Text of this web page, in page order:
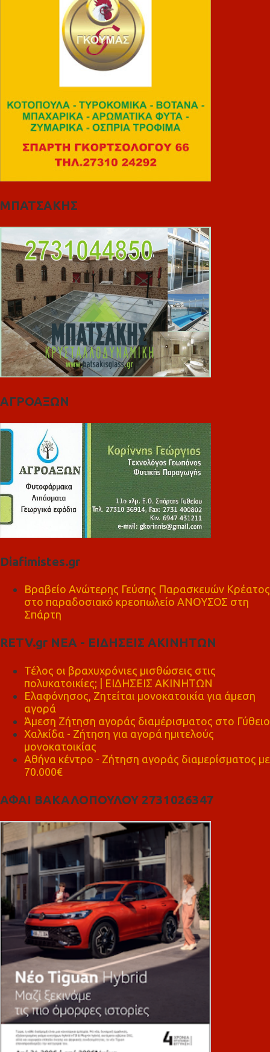
ΜΠΑΤΣΑΚΗΣ
ΑΓΡΟΑΞΩΝ
Diafimistes.gr
Βραβείο Ανώτερης Γεύσης Παρασκευών Κρέατος
στο παραδοσιακό κρεοπωλείο ΑΝΟΥΣΟΣ στη
Σπάρτη
RETV.gr ΝΕΑ - ΕΙΔΗΣΕΙΣ ΑΚΙΝΗΤΩΝ
Τέλος οι βραχυχρόνιες μισθώσεις στις
πολυκατοικίες; | ΕΙΔΗΣΕΙΣ ΑΚΙΝΗΤΩΝ
Ελαφόνησος, Ζητείται μονοκατοικία για άμεση
αγορά
Άμεση Ζήτηση αγοράς διαμέρισματος στο Γύθειο
Χαλκίδα - Ζήτηση για αγορά ημιτελούς
μονοκατοικίας
Αθήνα κέντρο - Ζήτηση αγοράς διαμερίσματος με
70.000€
ΑΦΑΙ ΒΑΚΑΛΟΠΟΥΛΟΥ 2731026347